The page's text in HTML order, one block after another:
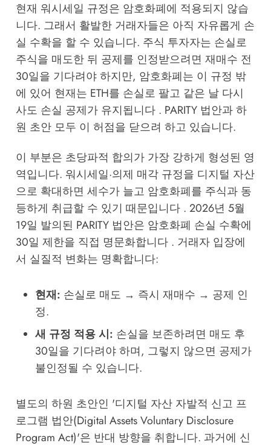
현재 워시세일 규정은 암호화폐에 적용되지 않습
니다. 그래서 활발한 거래자들은 아직 자유롭게 손
실 수확을 할 수 있습니다. 주식 투자자는 손실로
주식을 매도한 뒤 공제를 인정받으려면 재매수 전
30일을 기다려야 하지만, 암호화폐는 이 규정 밖
에 있어 현재는 ETH를 손실로 팔고 같은 날 다시
사도 손실 공제가 유지됩니다 . PARITY 법안과 하
원 초안 모두 이 허점을 닫으려 하고 있습니다.
이 부분은 초당파적 합의가 가장 강하게 형성된 영
역입니다. 워시세일·의제 매각 규정을 디지털 자산
으로 확대하면 세수가 늘고 암호화폐를 주식과 동
등하게 취급할 수 있기 때문입니다 . 2026년 5월
19일 발의된 PARITY 법안은 암호화폐 손실 수확에
30일 제한을 직접 명문화합니다 . 거래자 입장에
서 실질적 변화는 명확합니다:
현재: 손실로 매도 → 즉시 재매수 → 공제 인
정.
새 규정 적용 시: 손실을 보존하려면 매도 후
30일을 기다려야 하며, 그렇지 않으면 공제가
불인정될 수 있습니다.
별도의 하원 초안인 '디지털 자산 자발적 신고 프
로그램 법안(Digital Assets Voluntary Disclosure
Program Act)'은 반대 방향을 취합니다. 과거에 신